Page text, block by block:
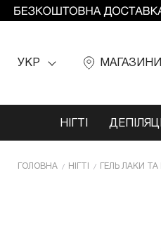
УКР МАГАЗИНИ
НІГТІ
ГОЛОВНА НІГТІ ГЕЛЬ ЛАКИ ТА